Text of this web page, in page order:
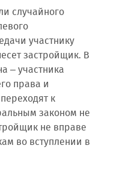
случайного
участнику
застройщик. В
– участника
права и
к
законом не
не вправе
во вступлении в